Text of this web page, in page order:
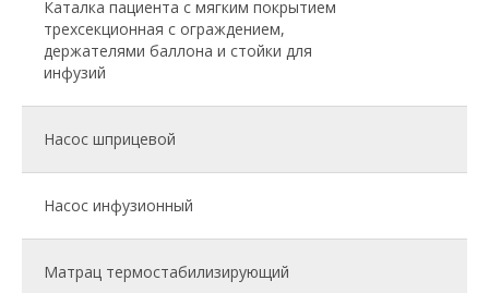
Каталка пациента с мягким покрытием
трехсекционная с ограждением,
держателями баллона и стойки для
инфузий
Насос шприцевой
Насос инфузионный
Матрац термостабилизирующий